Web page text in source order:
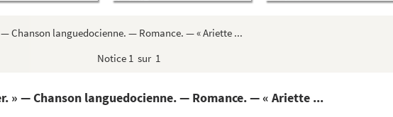
— Chanson languedocienne. — Romance. — « Ariette ...
Notice 1 sur 1
» — Chanson languedocienne. — Romance. — « Ariette ...